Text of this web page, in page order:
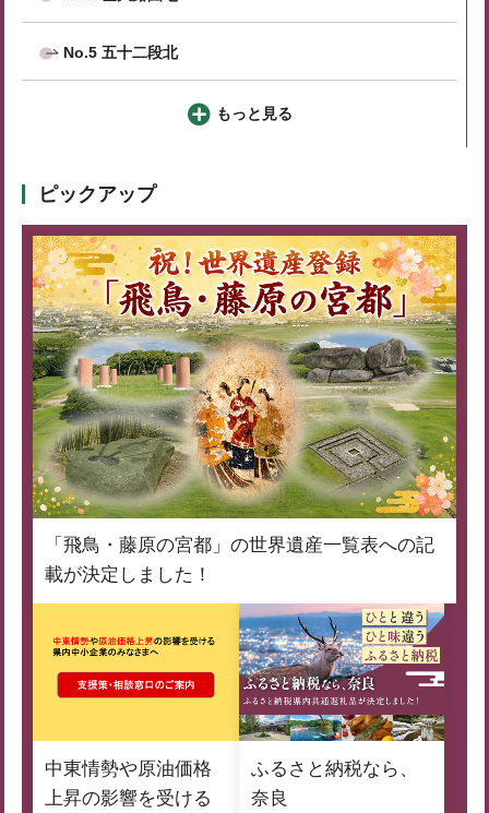
No.5 五十二段北
もっと見る
ピックアップ
「飛鳥・藤原の宮都」の世界遺産一覧表への記
載が決定しました！
中東情勢や原油価格
上昇の影響を受ける
ふるさと納税なら、
奈良